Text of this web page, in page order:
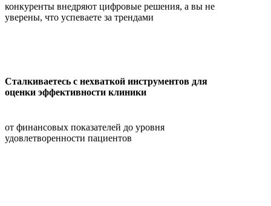
конкуренты внедряют цифровые решения, а вы не
уверены, что успеваете за трендами
Сталкиваетесь с нехваткой инструментов для
оценки эффективности клиники
от финансовых показателей до уровня
удовлетворенности пациентов